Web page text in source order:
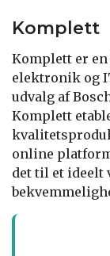
Komplett
Komplett er
elektronik og
udvalg af
Komplett
online
det til et ideelt